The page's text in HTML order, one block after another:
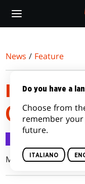
main
News / Feature
I NOSTRI
(2015)
Mel Li
Do you have a
Choose from
remember
future.
ITALIANO